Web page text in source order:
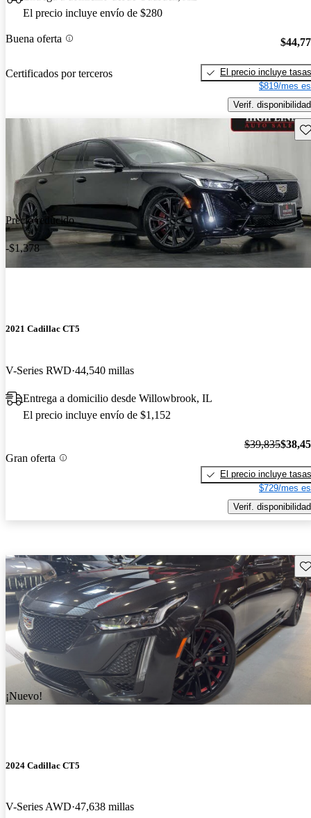
El precio incluye envío de $280
Buena oferta
Certificados por terceros
El precio incluye tasas
$819/mes
Verif. disponibilidad
Precio reducido
-$1,378
2021 Cadillac CT5
V-Series RWD 44,540 millas
Entrega a domicilio desde Willowbrook, IL
El precio incluye envío de $1,152
Gran oferta
$39,835
El precio incluye tasas
$729/mes
Verif. disponibilidad
¡Nuevo!
2024 Cadillac CT5
V-Series AWD 47,638 millas